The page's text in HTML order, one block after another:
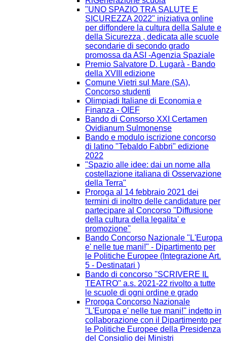
"UNO SPAZIO TRA SALUTE E
SICUREZZA 2022" iniziativa online
per diffondere la cultura della Salute e
della Sicurezza , dedicata alle scuole
secondarie di secondo grado
promossa da ASI -Agenzia Spaziale
Premio Salvatore D. Lugarà - Bando
della XVIII edizione
Comune Vietri sul Mare (SA),
Concorso studenti
Olimpiadi Italiane di Economia e
Finanza - OIEF
Bando di Consorso XXI Certamen
Ovidianum Sulmonense
Bando e modulo iscrizione concorso
di latino "Tebaldo Fabbri" edizione
2022
"Spazio alle idee: dai un nome alla
costellazione italiana di Osservazione
della Terra"
Proroga al 14 febbraio 2021 dei
termini di inoltro delle candidature per
partecipare al Concorso ''Diffusione
della cultura della legalita' e
promozione''
Bando Concorso Nazionale "L'Europa
e' nelle tue mani!" - Dipartimento per
le Politiche Europee (Integrazione Art.
5 - Destinatari )
Bando di concorso ''SCRIVERE IL
TEATRO'' a.s. 2021-22 rivolto a tutte
le scuole di ogni ordine e grado
Proroga Concorso Nazionale
''L'Europa e' nelle tue mani!'' indetto in
collaborazione con il Dipartimento per
le Politiche Europee della Presidenza
del Consiglio dei Ministri